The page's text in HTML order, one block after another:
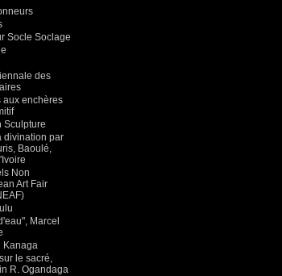
Socle Soclage
des
aux enchères
Sculpture
divination par
Baoulé,
Non
Art Fair
Marcel
Kanaga
le sacré,
R. Ogandaga